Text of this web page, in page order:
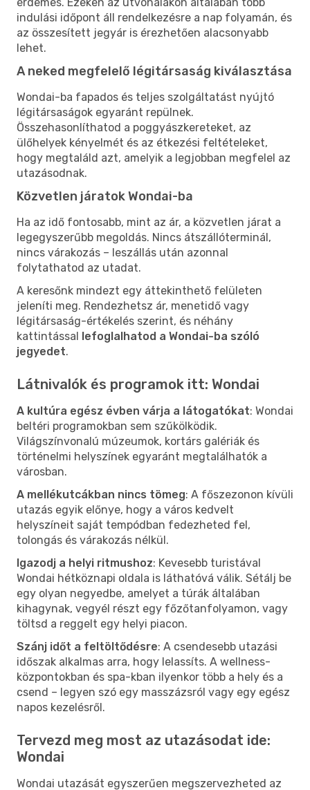
indulási időpont áll rendelkezésre a nap folyamán, és
az összesített jegyár is érezhetően alacsonyabb
lehet.
A neked megfelelő légitársaság kiválasztása
Wondai-ba fapados és teljes szolgáltatást nyújtó
légitársaságok egyaránt repülnek.
Összehasonlíthatod a poggyászkereteket, az
ülőhelyek kényelmét és az étkezési feltételeket,
hogy megtaláld azt, amelyik a legjobban megfelel az
utazásodnak.
Közvetlen járatok Wondai-ba
Ha az idő fontosabb, mint az ár, a közvetlen járat a
legegyszerűbb megoldás. Nincs átszállóterminál,
nincs várakozás – leszállás után azonnal
folytathatod az utadat.
A keresőnk mindezt egy áttekinthető felületen
jeleníti meg. Rendezhetsz ár, menetidő vagy
légitársaság-értékelés szerint, és néhány
kattintással lefoglalhatod a Wondai-ba szóló
jegyedet.
Látnivalók és programok itt: Wondai
A kultúra egész évben várja a látogatókat: Wondai
beltéri programokban sem szűkölködik.
Világszínvonalú múzeumok, kortárs galériák és
történelmi helyszínek egyaránt megtalálhatók a
városban.
A mellékutcákban nincs tömeg: A főszezonon kívüli
utazás egyik előnye, hogy a város kedvelt
helyszíneit saját tempódban fedezheted fel,
tolongás és várakozás nélkül.
Igazodj a helyi ritmushoz: Kevesebb turistával
Wondai hétköznapi oldala is láthatóvá válik. Sétálj be
egy olyan negyedbe, amelyet a túrák általában
kihagynak, vegyél részt egy főzőtanfolyamon, vagy
töltsd a reggelt egy helyi piacon.
Szánj időt a feltöltődésre: A csendesebb utazási
időszak alkalmas arra, hogy lelassíts. A wellness-
központokban és spa-kban ilyenkor több a hely és a
csend – legyen szó egy masszázsról vagy egy egész
napos kezelésről.
Tervezd meg most az utazásodat ide:
Wondai
Wondai utazását egyszerűen megszervezheted az